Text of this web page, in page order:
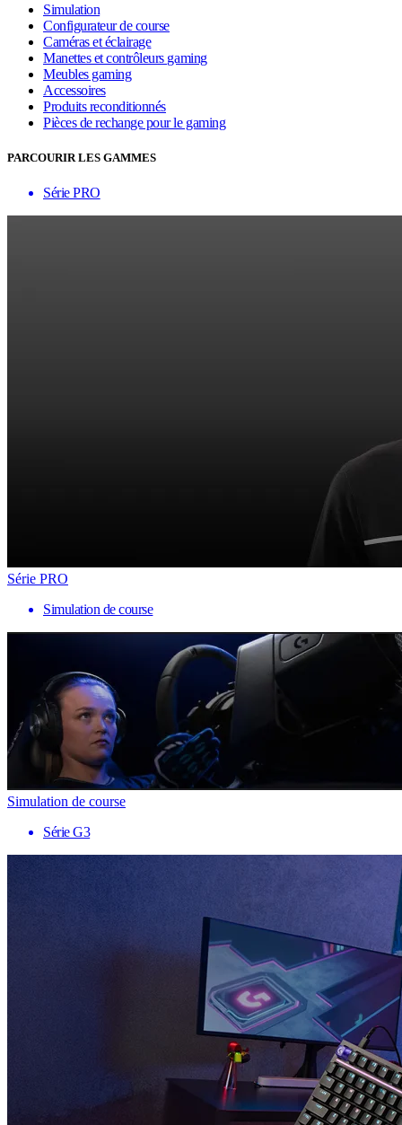
Simulation
Configurateur de course
Caméras et éclairage
Manettes et contrôleurs gaming
Meubles gaming
Accessoires
Produits reconditionnés
Pièces de rechange pour le gaming
PARCOURIR LES GAMMES
Série PRO
Série PRO
Simulation de course
Simulation de course
Série G3